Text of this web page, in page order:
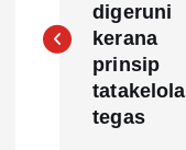
s
digeruni
kerana
prinsip
tatakelola
tegas